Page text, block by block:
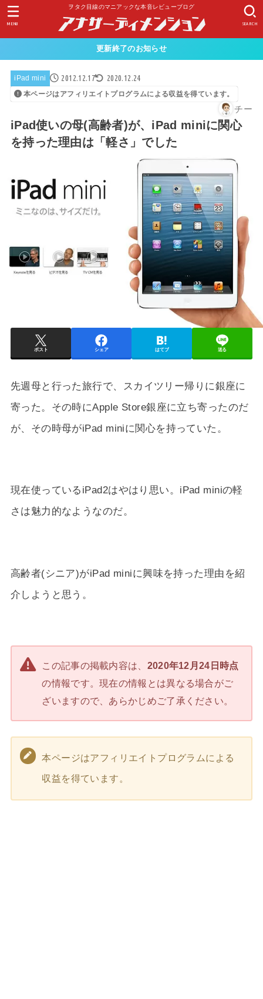
ヲタク目線のマニアックな本音レビューブログ
SEARCH
MENU
更新終了のお知らせ
iPad mini 2012.12.17 2020.12.24
本ページはアフィリエイトプログラムによる収益を得ています。
チー
iPad使いの母(高齢者)が、iPad miniに関心
を持った理由は「軽さ」でした
ポスト シェア はてブ 送る
先週母と行った旅行で、スカイツリー帰りに銀座に
寄った。その時にApple Store銀座に立ち寄ったのだ
が、その時母がiPad miniに関心を持っていた。
現在使っているiPad2はやはり思い。iPad miniの軽
さは魅力的なようなのだ。
高齢者(シニア)がiPad miniに興味を持った理由を紹
介しようと思う。
この記事の掲載内容は、 2020年12月24日時点
の情報です。現在の情報とは異なる場合がご
ざいますので、あらかじめご了承ください。
本ページはアフィリエイトプログラムによる
収益を得ています。